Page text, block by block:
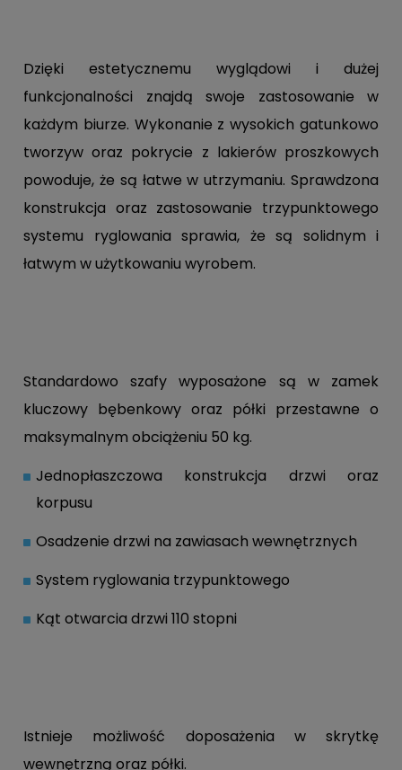
Dzięki estetycznemu wyglądowi i dużej
funkcjonalności znajdą swoje zastosowanie w
każdym biurze. Wykonanie z wysokich gatunkowo
tworzyw oraz pokrycie z lakierów proszkowych
powoduje, że są łatwe w utrzymaniu. Sprawdzona
konstrukcja oraz zastosowanie trzypunktowego
systemu ryglowania sprawia, że są solidnym i
łatwym w użytkowaniu wyrobem.
Standardowo szafy wyposażone są w zamek
kluczowy bębenkowy oraz półki przestawne o
maksymalnym obciążeniu 50 kg.
Jednopłaszczowa konstrukcja drzwi oraz
korpusu
Osadzenie drzwi na zawiasach wewnętrznych
System ryglowania trzypunktowego
Kąt otwarcia drzwi 110 stopni
Istnieje możliwość doposażenia w skrytkę
wewnętrzną oraz półki.